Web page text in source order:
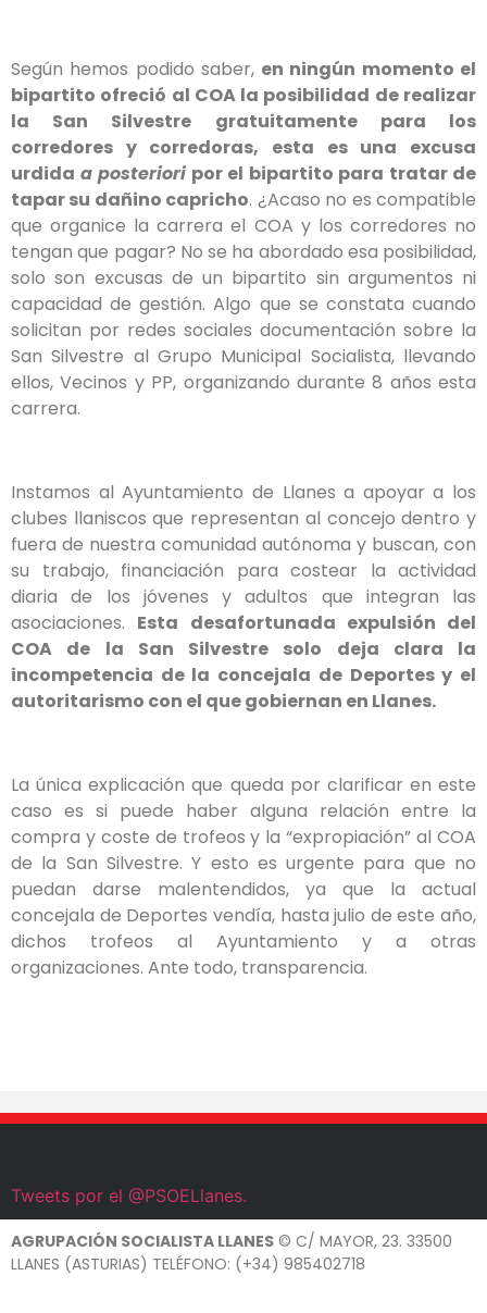
Según hemos podido saber, en ningún momento el
bipartito ofreció al COA la posibilidad de realizar
la San Silvestre gratuitamente para los
corredores y corredoras, esta es una excusa
urdida a posteriori por el bipartito para tratar de
tapar su dañino capricho. ¿Acaso no es compatible
que organice la carrera el COA y los corredores no
tengan que pagar? No se ha abordado esa posibilidad,
solo son excusas de un bipartito sin argumentos ni
capacidad de gestión. Algo que se constata cuando
solicitan por redes sociales documentación sobre la
San Silvestre al Grupo Municipal Socialista, llevando
ellos, Vecinos y PP, organizando durante 8 años esta
carrera.
Instamos al Ayuntamiento de Llanes a apoyar a los
clubes llaniscos que representan al concejo dentro y
fuera de nuestra comunidad autónoma y buscan, con
su trabajo, financiación para costear la actividad
diaria de los jóvenes y adultos que integran las
asociaciones. Esta desafortunada expulsión del
COA de la San Silvestre solo deja clara la
incompetencia de la concejala de Deportes y el
autoritarismo con el que gobiernan en Llanes.
La única explicación que queda por clarificar en este
caso es si puede haber alguna relación entre la
compra y coste de trofeos y la “expropiación” al COA
de la San Silvestre. Y esto es urgente para que no
puedan darse malentendidos, ya que la actual
concejala de Deportes vendía, hasta julio de este año,
dichos trofeos al Ayuntamiento y a otras
organizaciones. Ante todo, transparencia.
Tweets por el @PSOELlanes.
AGRUPACIÓN SOCIALISTA LLANES © C/ MAYOR, 23. 33500
LLANES (ASTURIAS) TELÉFONO: (+34) 985402718